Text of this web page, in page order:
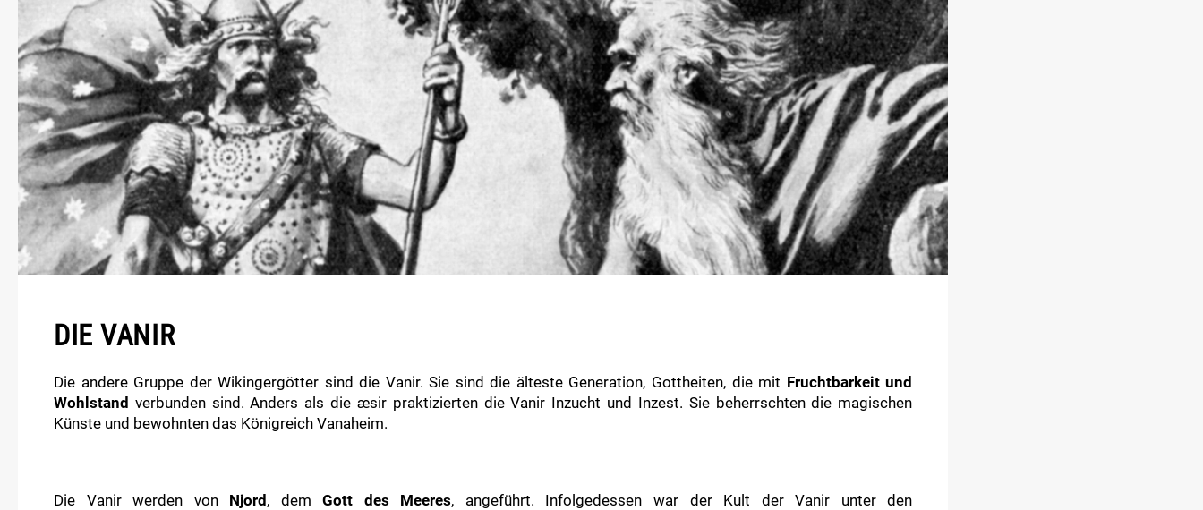
DIE VANIR
Die andere Gruppe der Wikingergötter sind die Vanir. Sie sind die älteste Generation, Gottheiten, die mit Fruchtbarkeit und
Wohlstand verbunden sind. Anders als die æsir praktizierten die Vanir Inzucht und Inzest. Sie beherrschten die magischen
Künste und bewohnten das Königreich Vanaheim.
Die Vanir werden von Njord, demGott des Meeres, angeführt. Infolgedessen war der Kult der Vanir unter den